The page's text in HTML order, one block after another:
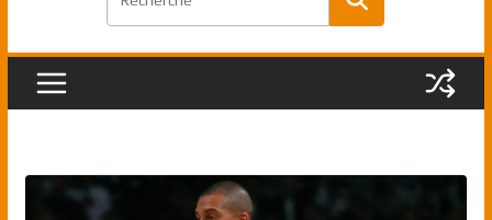
canadien transcendant face aux Spurs
premier européen sacré Rookie de